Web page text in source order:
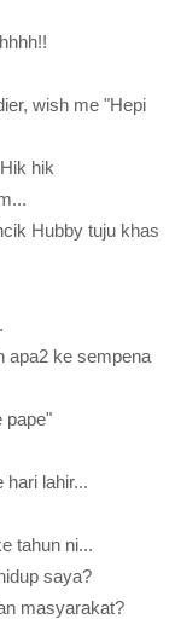
wish me "Hepi
hik
Hubby tuju khas
apa2 ke sempena
pape"
hari lahir...
tahun ni...
saya?
masyarakat?